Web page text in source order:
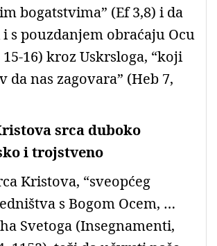
bogatstvima” (Ef 3,8) i da
s pouzdanjem obraćaju Ocu
15-16) kroz Uskrsloga, “koji
da nas zagovara” (Heb 7,
srca duboko
i trojstveno
Kristova, “sveopćeg
s Bogom Ocem, …
Svetoga (Insegnamenti,